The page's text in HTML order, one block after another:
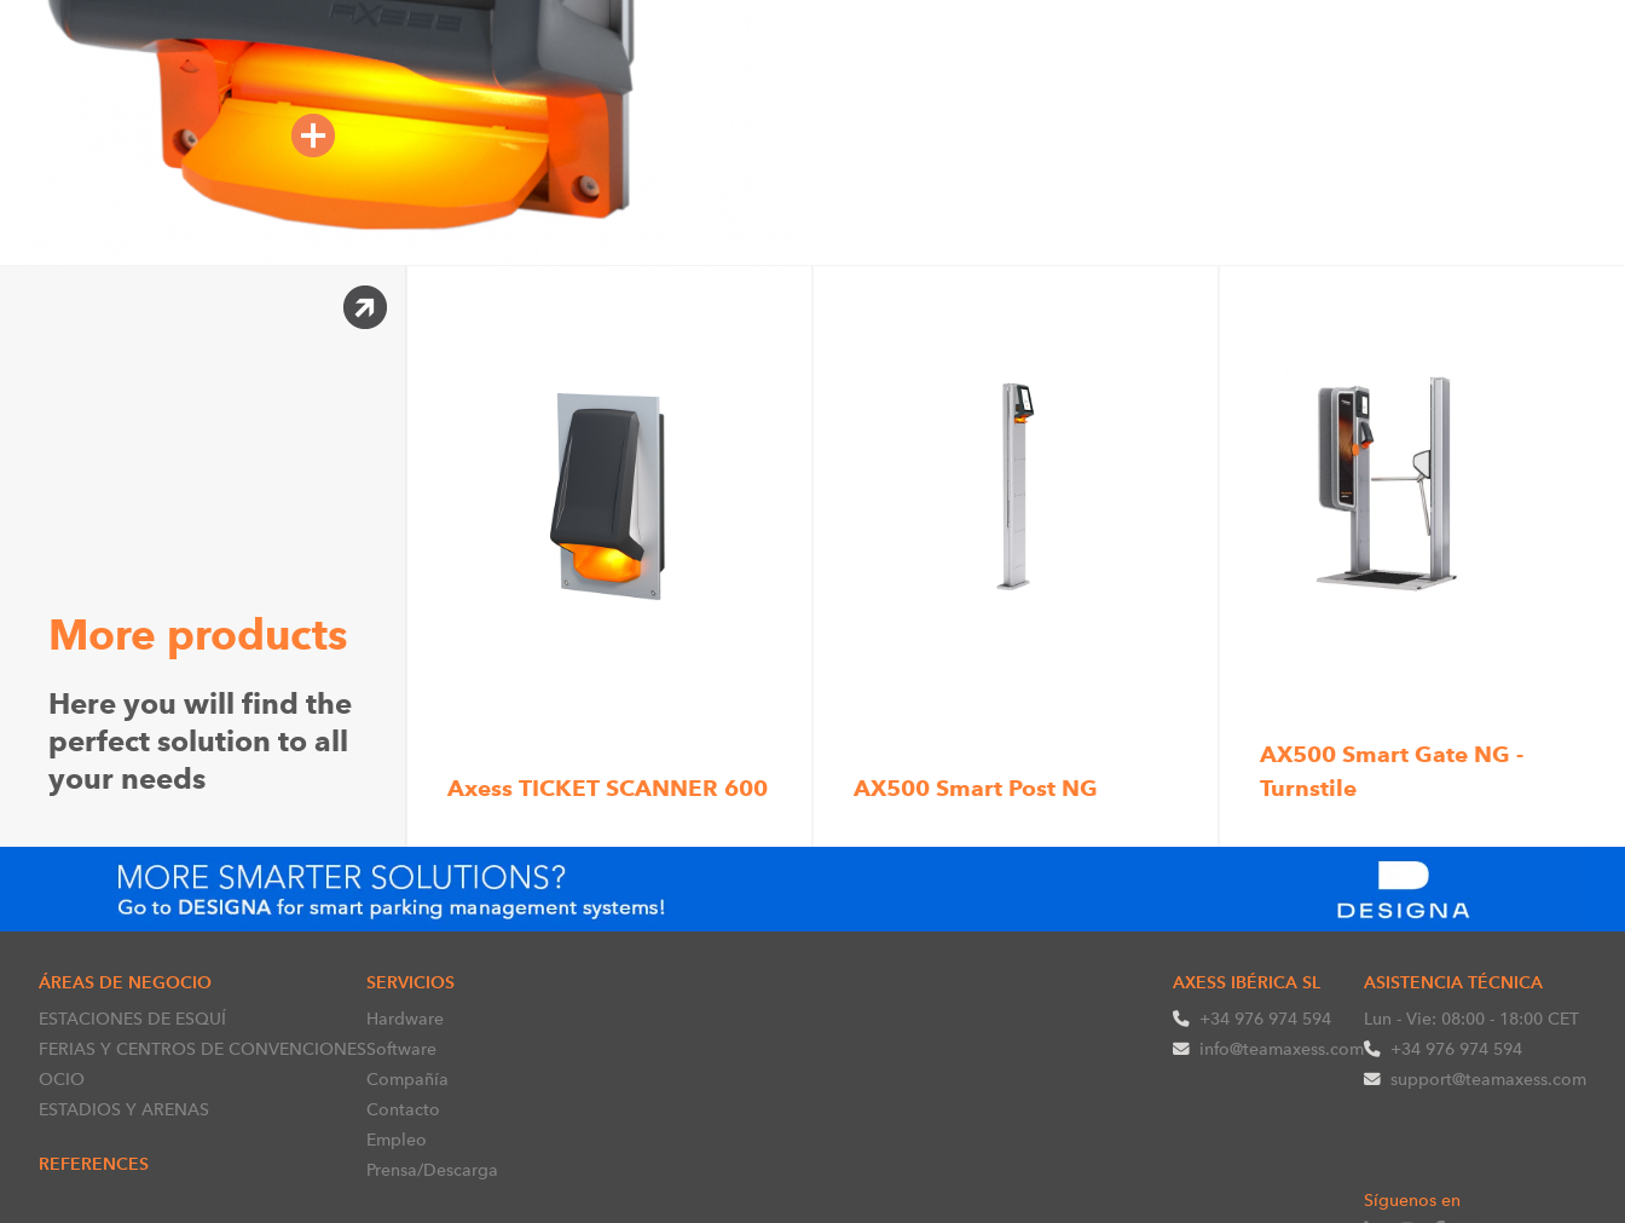
More products
Here you will find the
perfect solution to all
your needs
Axess TICKET SCANNER 600 AX500 Smart Post NG
AX500 Smart Gate NG -
Turnstile
ÁREAS DE NEGOCIO
ESTACIONES DE ESQUÍ
FERIAS Y CENTROS DE CONVENCIONES
OCIO
ESTADIOS Y ARENAS
REFERENCES
SERVICIOS
Hardware
Software
Compañía
Contacto
Empleo
Prensa/Descarga
AXESS IBÉRICA SL
+34 976 974 594
info@teamaxess.com
ASISTENCIA TÉCNICA
Lun - Vie: 08:00 - 18:00 CET
+34 976 974 594
support@teamaxess.com
Síguenos en